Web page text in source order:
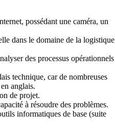
possédant une caméra, un
dans le domaine de la
des processus opérationnels
technique, car de nombreuses
anglais.
de projet.
à résoudre des problèmes.
informatiques de base (suite